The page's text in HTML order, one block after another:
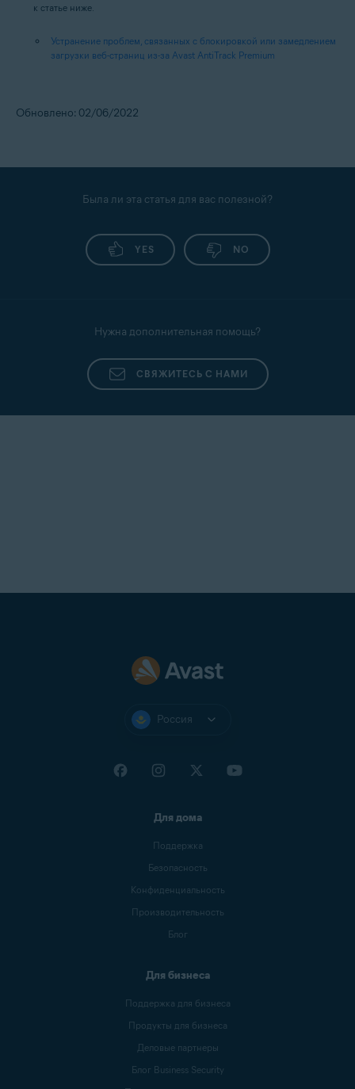
к статье ниже.
Устранение проблем, связанных с блокировкой или замедлением
загрузки веб-страниц из-за Avast AntiTrack Premium
Обновлено: 02/06/2022
Была ли эта статья для вас полезной?
YES NO
Нужна дополнительная помощь?
СВЯЖИТЕСЬ С НАМИ
Россия
Для дома
Поддержка
Безопасность
Конфиденциальность
Производительность
Блог
Для бизнеса
Поддержка для бизнеса
Продукты для бизнеса
Деловые партнеры
Блог Business Security